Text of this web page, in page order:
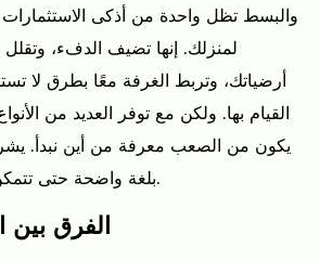
والبسط تظل واحدة من أذكى الاستثمارات
لمنزلك. إنها تضيف الدفء،
أرضياتك، وتربط الغرفة معًا بطرق لا
القيام بها. ولكن مع توفر العديد من
يكون من الصعب معرفة من أين نبدأ.
بلغة واضحة حتى تتمكن من اتخاذ قرار واثق.
الفرق